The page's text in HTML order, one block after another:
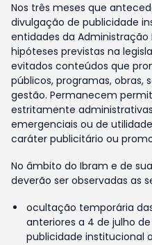
Nos três meses que
divulgação de publicidade
entidades da Administração
hipóteses previstas na
evitados conteúdos que
públicos, programas, obras,
gestão. Permanecem
estritamente
emergenciais ou de
caráter publicitário ou
No âmbito do Ibram e de
deverão ser observadas as
ocultação temporária
anteriores a 4 de julho
publicidade institucional